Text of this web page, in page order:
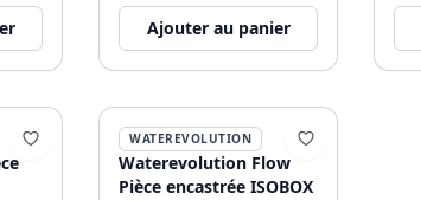
Ajouter au panier
WATEREVOLUTION
Waterevolution Flow
Pièce encastrée ISOBOX